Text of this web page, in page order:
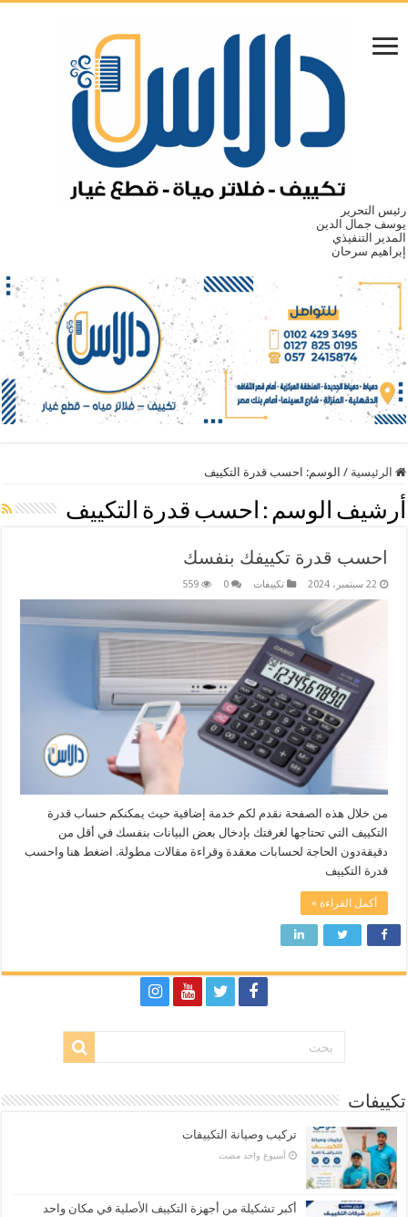
رئيس التحرير
يوسف جمال الدين
المدير التنفيذي
إبراهيم سرحان
الرئيسية / الوسم: احسب قدرة التكييف
أرشيف الوسم : احسب قدرة التكييف
احسب قدرة تكييفك بنفسك
22 سبتمبر، 2024 تكييفات 0
559
من خلال هذه الصفحة نقدم لكم خدمة إضافية حيث يمكنكم حساب قدرة
التكييف التي تحتاجها لغرفتك بإدخال بعض البيانات بنفسك في أقل من
دقيقةدون الحاجة لحسابات معقدة وقراءة مقالات مطولة. اضغط هنا واحسب
قدرة التكييف
أكمل القراءة »
تكييفات
تركيب وصيانة التكييفات
‏أسبوع واحد مضت
أكبر تشكيلة من أجهزة التكييف الأصلية في مكان واحد